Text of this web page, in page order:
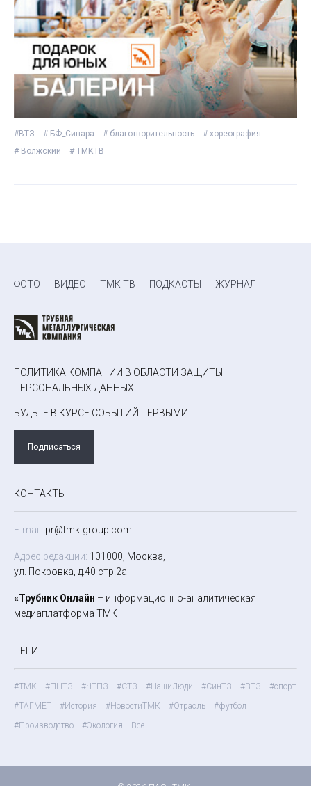
#ВТЗ # БФ_Синара # благотворительность
# хореография
# Волжский
# ТМКТВ
ФОТО ВИДЕО ТМК ТВ ПОДКАСТЫ ЖУРНАЛ
ПОЛИТИКА КОМПАНИИ В ОБЛАСТИ ЗАЩИТЫ
ПЕРСОНАЛЬНЫХ ДАННЫХ
БУДЬТЕ В КУРСЕ СОБЫТИЙ ПЕРВЫМИ
Подписаться
КОНТАКТЫ
E-mail: pr@tmk-group.com
Адрес редакции: 101000, Москва,
ул. Покровка, д.40 стр.2а
«Трубник Онлайн – информационно-аналитическая
медиаплатформа ТМК
ТЕГИ
#ТМК #ПНТЗ #ЧТПЗ #СТЗ #НашиЛюди #СинТЗ #ВТЗ
#спорт
#ТАГМЕТ
#История #НовостиТМК #Отрасль
#футбол
#Производство
#Экология Все